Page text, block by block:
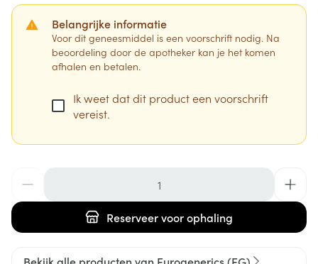
Belangrijke informatie
Voor dit geneesmiddel is een voorschrift nodig. Na
beoordeling door de apotheker kan je het komen
afhalen en betalen.
Ik weet dat dit product een voorschrift
vereist.
Reserveervoor ophaling